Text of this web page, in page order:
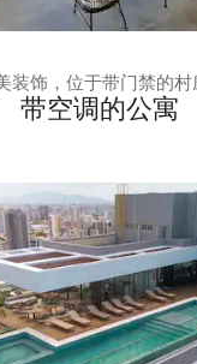
装饰，位于带门禁的村
带空调的公寓